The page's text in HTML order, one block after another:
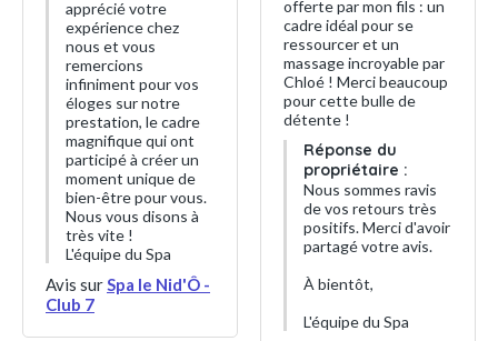
apprécié votre
expérience chez
nous et vous
remercions
infiniment pour vos
éloges sur notre
prestation, le cadre
magnifique qui ont
participé à créer un
moment unique de
bien-être pour vous.
Nous vous disons à
très vite !
L'équipe du Spa
Avis surSpa le Nid'Ô -
Club 7
offerte par mon fils : un
cadre idéal pour se
ressourcer et un
massage incroyable par
Chloé ! Merci beaucoup
pour cette bulle de
détente !
Réponse du
propriétaire :
Nous sommes ravis
de vos retours très
positifs. Merci d'avoir
partagé votre avis.
À bientôt,
L'équipe du Spa